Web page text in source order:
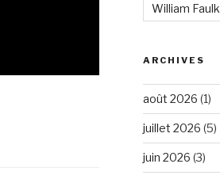
William
ARCHIVES
août 2026 (1)
juillet 2026 (5)
juin 2026 (3)